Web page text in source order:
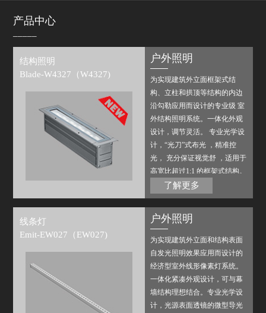
产品中心
结构照明
Blade-W4327（W4327)
户外照明
为实现建筑外立面框架式结
构、立柱和拱顶等结构的内边
沿勾勒应用而设计的专业级 室
外结构照明系统。一体化外观
设计，调节灵活。 专业光学设
计，“光刀”式布光 ，精准控
光， 充分保证视觉舒 ，适用于
高宽比超过1:1 的框架式结构。
搭配磊飞内部或第三方标准控
制系统，可实现多种场景变
了解更多
线条灯
Emit-EW027（EW027)
户外照明
为实现建筑外立面和结构表面
自发光照明效果应用而设计的
经济型室外线形像素灯系统。
一体化紧凑外观设计，可与幕
墙结构理想结合。专业光学设
计，光源表面透镜的微型导光